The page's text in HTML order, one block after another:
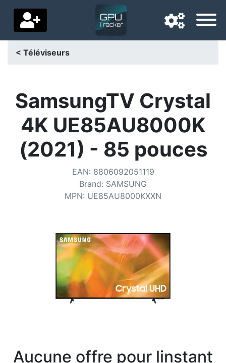
Pays de livraison
Accueil
Baisses de prix
Paramètres
Catégories
< Téléviseurs
SamsungTV Crystal
4K UE85AU8000K
(2021) - 85 pouces
EAN: 8806092051119
Brand: SAMSUNG
MPN: UE85AU8000KXXN
Aucune offre pour linstant